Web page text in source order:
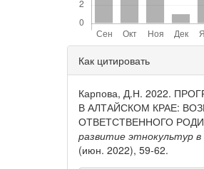
Детали
статьи
Как цитировать
Карпова, Д.Н. 2022.
В АЛТАЙСКОМ КРАЕ:
ОТВЕТСТВЕННОГО
развитие этнокультур
(июн. 2022), 59-62.